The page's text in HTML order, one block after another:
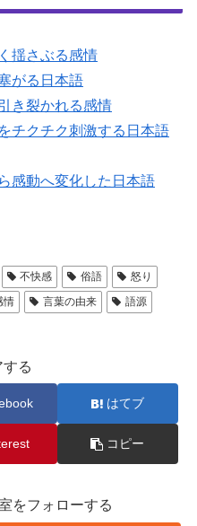
揺さぶる感情
がる日本語
き裂かれる感情
チクチク刺激する日本語
感動へ変化した日本語
不快感 俗語
怒り
情 言葉の由来
語源
する
はてブ
コピー
をフォローする